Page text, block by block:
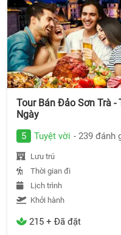
Tour Bán Đảo Sơn Trà -
Ngày
5 Tuyệt vời - 239 đánh
Lưu trú
Thời gian đi
Lịch trình
Khởi hành
215 + Đã đặt